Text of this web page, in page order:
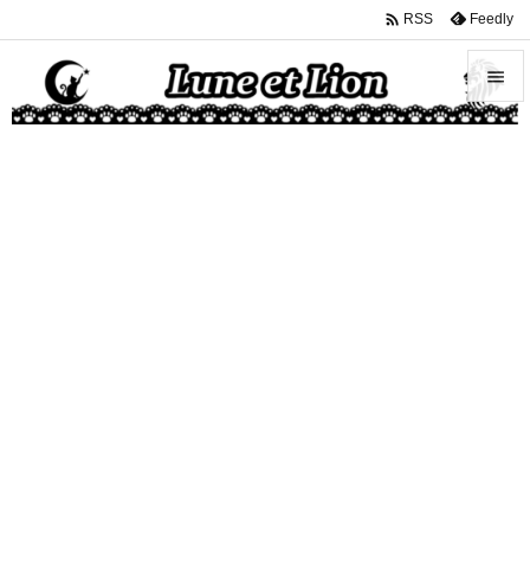


 RSS Feedly